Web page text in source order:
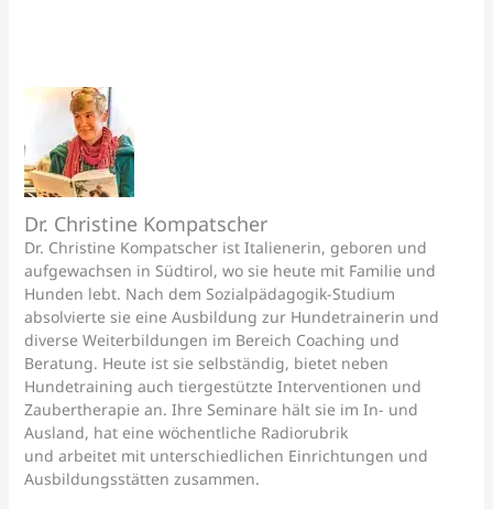
Dr. Christine Kompatscher
Dr. Christine Kompatscher ist Italienerin, geboren und
aufgewachsen in Südtirol, wo sie heute mit Familie und
Hunden lebt. Nach dem Sozialpädagogik-Studium
absolvierte sie eine Ausbildung zur Hundetrainerin und
diverse Weiterbildungen im Bereich Coaching und
Beratung. Heute ist sie selbständig, bietet neben
Hundetraining auch tiergestützte Interventionen und
Zaubertherapie an. Ihre Seminare hält sie im In- und
Ausland, hat eine wöchentliche Radiorubrik
und arbeitet mit unterschiedlichen Einrichtungen und
Ausbildungsstätten zusammen.